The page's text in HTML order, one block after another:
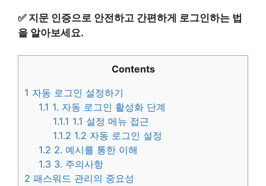
✅ 지문 인증으로 안전하고 간편하게 로그인하는 법
을 알아보세요.
Contents
1 자동 로그인 설정하기
1.1 1. 자동 로그인 활성화 단계
1.1.1 1.1 설정 메뉴 접근
1.1.2 1.2 자동 로그인 설정
1.2 2. 예시를 통한 이해
1.3 3. 주의사항
2 패스워드 관리의 중요성